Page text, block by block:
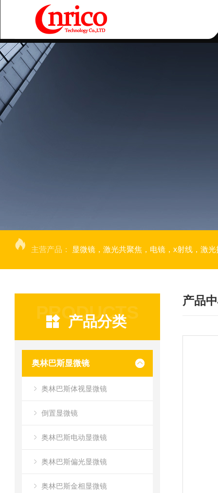
主营产品： 显微镜，激光共聚焦，电镜，x射线，激光捕获显微切割，荧光成像系统，
PRODUCTS
产品分类
奥林巴斯显微镜
奥林巴斯体视显微镜
倒置显微镜
奥林巴斯电动显微镜
奥林巴斯偏光显微镜
奥林巴斯金相显微镜
产品